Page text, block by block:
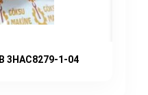
3HAC8279-1-04